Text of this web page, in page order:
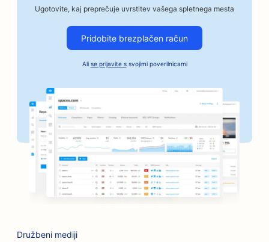
SEO za obrtne pražarne kave
SEO za storitve Bail Bonds
SEO za frizerske salone
SEO za banke
SEO za knjigarne
SEO za sklepe za peko na žaru
SEO za kavarne z namiznimi igrami
Ugotovite, kaj preprečuje uvrstitev vašega spletnega mesta
Pridobite brezplačen račun
Ali se prijavite ssvojimi poverilnicami
Družbeni mediji